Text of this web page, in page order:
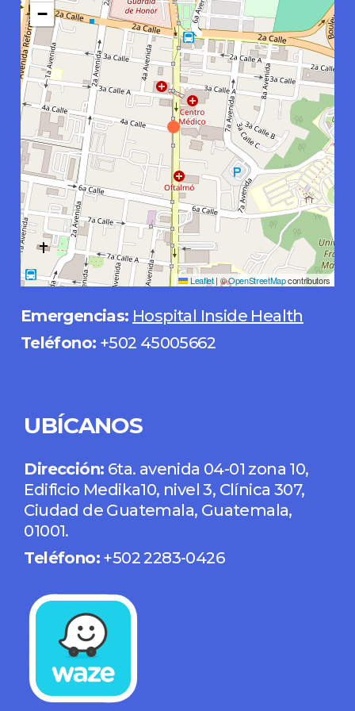
−
Leaflet | ©OpenStreetMapcontributors
Emergencias: Hospital Inside Health
Teléfono: +502 45005662
UBÍCANOS
Dirección: 6ta. avenida 04-01 zona 10,
Edificio Medika10, nivel 3, Clínica 307,
Ciudad de Guatemala, Guatemala,
01001.
Teléfono:+502 2283-0426